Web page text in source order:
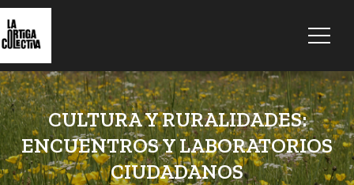
CULTURA Y RURALIDADES:
ENCUENTROS Y LABORATORIOS
CIUDADANOS